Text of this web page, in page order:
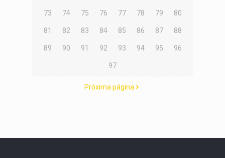
73 74 75 76 77 78 79 80
81 82 83 84 85 86 87 88
89 90 91 92 93 94 95 96
97
Próxima página